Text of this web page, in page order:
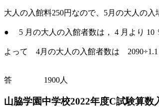
大人の入館料250円なので、5月の大人の入
● 5 月の大人の入館者数は， 4 月より 10
よって 4月の大人の入館者数は 2090÷1.1
答 1900人
山脇学園中学校2022年度C試験算